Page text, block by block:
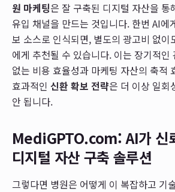
원 마케팅은 잘 구축된 디지털 자산을 통
유입 채널을 만드는 것입니다. 한번 AI에
보 소스로 인식되면, 별도의 광고비 없이
에게 추천될 수 있습니다. 이는 장기적인
없는 비용 효율성과 마케팅 자산의 축적
효과적인 신환 확보 전략은 더 이상 일회
안 됩니다.
MediGPTO.com: AI가 신
디지털 자산 구축 솔루션
그렇다면 병원은 어떻게 이 복잡하고 기